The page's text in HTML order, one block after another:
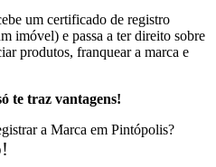
um certificado de registro
imóvel) e passa a ter direito sobre
produtos, franquear a marca e
te traz vantagens!
a Marca em Pintópolis?